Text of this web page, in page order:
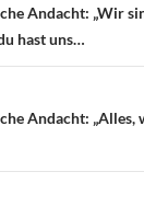
Andacht: „Wir
hast uns…
Andacht: